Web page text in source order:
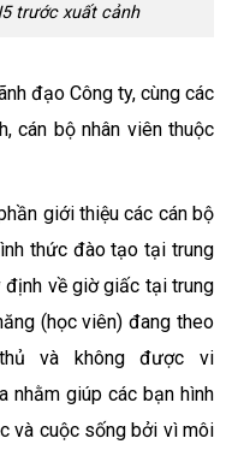
trước xuất cảnh
đạo Công ty, cùng các
cán bộ nhân viên thuộc
giới thiệu các cán bộ
thức đào tạo tại trung
định về giờ giấc tại trung
(học viên) đang theo
và không được vi
nhằm giúp các bạn hình
và cuộc sống bởi vì môi